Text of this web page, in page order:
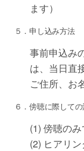
ます）
５．申し込み方法
事前申込み
は、当日直
ご住所、お
６．傍聴に際して
(1) 傍聴の
(2) ヒアリ